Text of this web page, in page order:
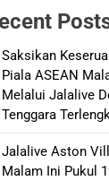
Saksikan
Piala ASEAN
Melalui Jalalive
Tenggara
Jalalive Aston
Malam Ini Pukul